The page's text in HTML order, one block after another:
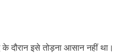
दौरान इसे तोड़ना आसान नहीं था।